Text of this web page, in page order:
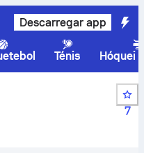
Descarregar app
Ténis
Hóquei
1º Divisão, Feminino
calendário, jogos e
7